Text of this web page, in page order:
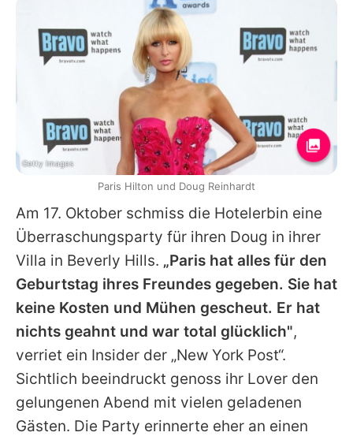
Am 17. Oktober schmiss die Hotelerbin eine
Überraschungsparty für ihren Doug in ihrer
Villa in Beverly Hills. „Paris hat alles für den
Geburtstag ihres Freundes gegeben. Sie hat
keine Kosten und Mühen gescheut. Er hat
nichts geahnt und war total glücklich",
verriet ein Insider der „New York Post“.
Sichtlich beeindruckt genoss ihr Lover den
gelungenen Abend mit vielen geladenen
Gästen. Die Party erinnerte eher an einen
Getty Images
Paris Hilton und Doug Reinhardt